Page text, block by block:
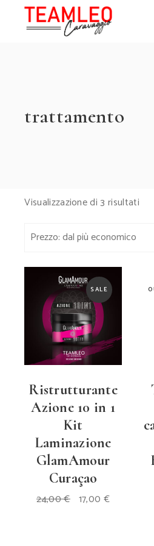
content
trattamento
Visualizzazione di 3 risultatidal
SALE
Ristrutturante
Azione 10 in 1
Kit
Laminazione
GlamAmour
Curaçao
24,00€ Il
prezzo
17,00 €Il
prezzo